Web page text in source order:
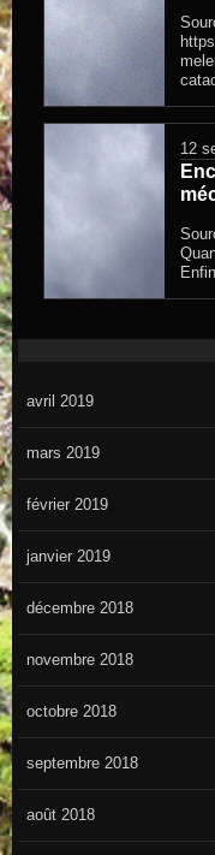
12
avril 2019
mars 2019
février 2019
janvier 2019
décembre 2018
novembre 2018
octobre 2018
septembre 2018
août 2018